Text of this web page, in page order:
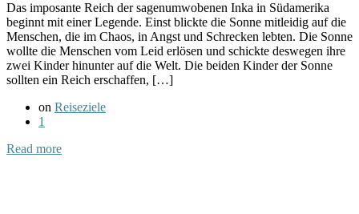
Das imposante Reich der sagenumwobenen Inka in Südamerika
beginnt mit einer Legende. Einst blickte die Sonne mitleidig auf die
Menschen, die im Chaos, in Angst und Schrecken lebten. Die Sonne
wollte die Menschen vom Leid erlösen und schickte deswegen ihre
zwei Kinder hinunter auf die Welt. Die beiden Kinder der Sonne
sollten ein Reich erschaffen, […]
on Reiseziele
1
Read more